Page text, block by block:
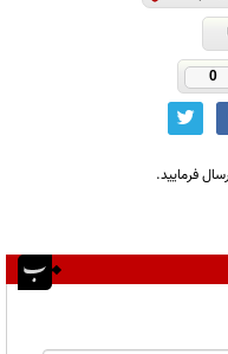
0
فرمایید.